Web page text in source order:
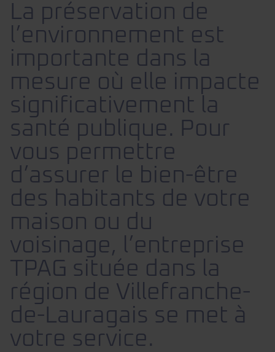
La préservation de
l’environnement est
importante dans la
mesure où elle impacte
significativement la
santé publique. Pour
vous permettre
d’assurer le bien-être
des habitants de votre
maison ou du
voisinage, l’entreprise
TPAG située dans la
région de Villefranche-
de-Lauragais se met à
votre service.